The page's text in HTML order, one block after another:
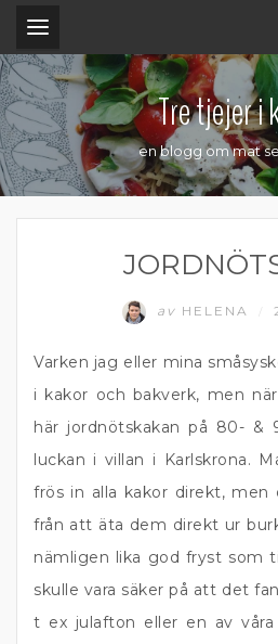
Tre tjejer i
en blogg om mat
av HELENA
Varken jag eller mina
i kakor och bakverk, men
här jordnötskakan på 80-
luckan i villan i Karlskrona.
frös in alla kakor direkt, men
från att äta dem direkt ur
nämligen lika god fryst som
skulle vara säker på att det
t ex julafton eller en av våra